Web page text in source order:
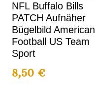
NFL Buffalo Bills
PATCH Aufnäher
Bügelbild American
Football US Team
Sport
8,50€